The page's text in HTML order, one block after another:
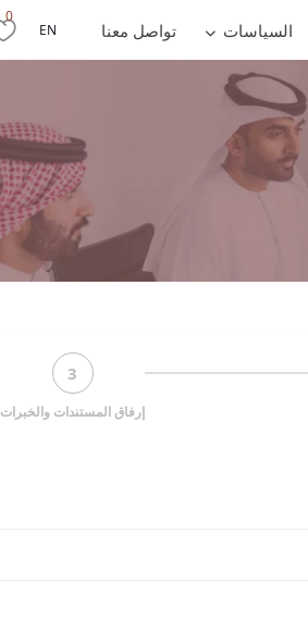
السياسات تواصل معنا EN
0
3
إرفاق المستندات والخبرات